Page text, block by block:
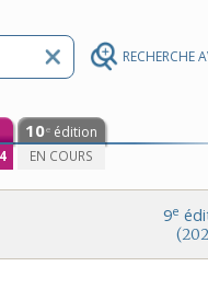
RECHERCHE
10e édition
EN COURS
9e